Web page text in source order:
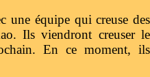
une équipe qui creuse des
Ils viendront creuser le
En ce moment, ils